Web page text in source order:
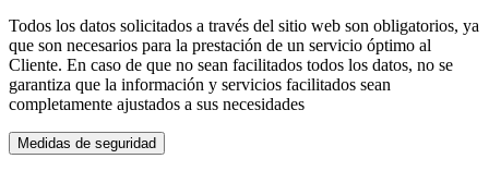
Todos los datos solicitados a través del sitio web son obligatorios, ya
que son necesarios para la prestación de un servicio óptimo al
Cliente. En caso de que no sean facilitados todos los datos, no se
garantiza que la información y servicios facilitados sean
completamente ajustados a sus necesidades
Medidas de seguridad